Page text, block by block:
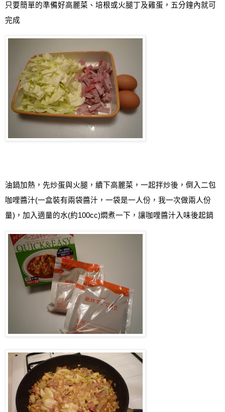
只要簡單的準備好高麗菜、培根或火腿丁及雞蛋，五分鐘內就可
完成
油鍋加熱，先炒蛋與火腿，續下高麗菜，一起拌炒後，倒入二包
咖哩醬汁(一盒裝有兩袋醬汁，一袋是一人份，我一次做兩人份
量) ，加入適量的水(約100cc)燜煮一下，讓咖哩醬汁入味後起鍋